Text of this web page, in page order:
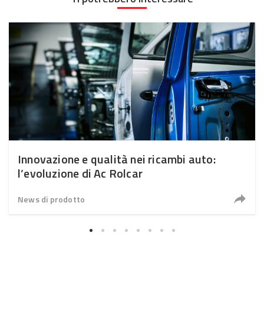
Innovazione e qualità nei ricambi auto:
l’evoluzione di Ac Rolcar
News di prodotto